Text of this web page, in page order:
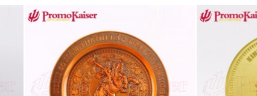
Individuelle
Werbeartikel
anfragen